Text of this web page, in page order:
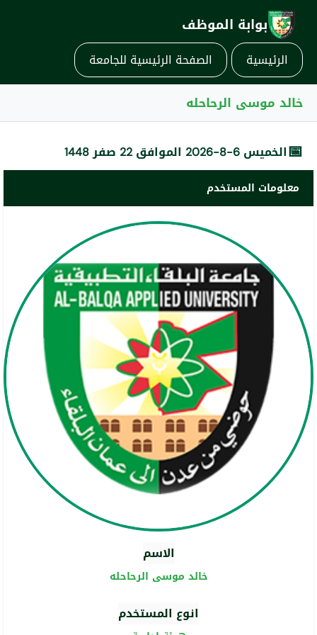
بوابة الموظف
الرئيسية الصفحة الرئيسية للجامعة
خالد موسى الرحاحله
📅الخميس 6-8-2026 الموافق 22 صفر 1448
معلومات المستخدم
الاسم
خالد موسى الرحاحله
انوع المستخدم